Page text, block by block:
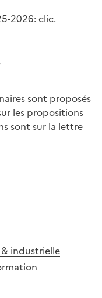
2026: clic.
sont proposés
les propositions
sont sur la lettre
industrielle